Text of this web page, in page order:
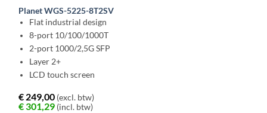
Planet WGS-5225-8T2SV
Flat industrial design
8-port 10/100/1000T
2-port 1000/2,5G SFP
Layer 2+
LCD touch screen
€ 249,00 (excl. btw)
€301,29 (incl. btw)